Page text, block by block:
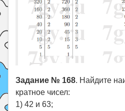
Задание № 168. Найдите
кратное чисел:
1) 42 и 63;